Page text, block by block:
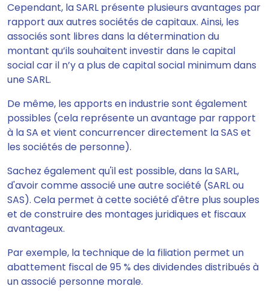
Cependant, la SARL présente plusieurs avantages par
rapport aux autres sociétés de capitaux. Ainsi, les
associés sont libres dans la détermination du
montant qu’ils souhaitent investirdans le capital
social car il n’y a plus de capital social minimum dans
une SARL.
De même, les apports en industrie sont également
possibles (cela représente un avantage par rapport
à la SA et vient concurrencer directement la SAS et
les sociétés de personne).
Sachez également qu'il est possible, dans la SARL,
d'avoir comme associé une autre société (SARL ou
SAS). Cela permet à cette société d'être plus souples
et de construire des montages juridiques et fiscaux
avantageux.
Par exemple, la technique de la filiation permet un
abattement fiscal de 95 % des dividendes distribués à
un associé personne morale.